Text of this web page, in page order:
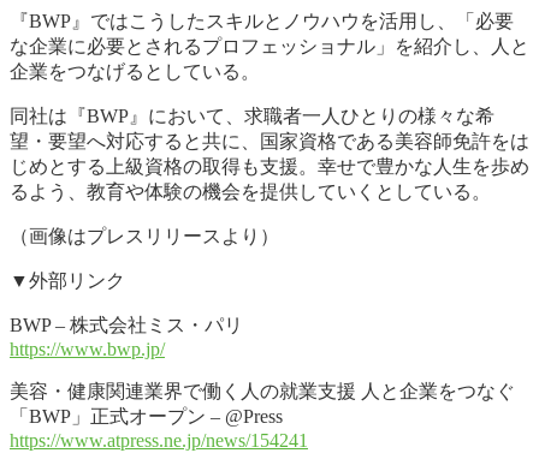
『BWP』ではこうしたスキルとノウハウを活用し、「必要
な企業に必要とされるプロフェッショナル」を紹介し、人と
企業をつなげるとしている。
同社は『BWP』において、求職者一人ひとりの様々な希
望・要望へ対応すると共に、国家資格である美容師免許をは
じめとする上級資格の取得も支援。幸せで豊かな人生を歩め
るよう、教育や体験の機会を提供していくとしている。
（画像はプレスリリースより）
▼外部リンク
BWP – 株式会社ミス・パリ
https://www.bwp.jp/
美容・健康関連業界で働く人の就業支援 人と企業をつなぐ
「BWP」正式オープン – @Press
https://www.atpress.ne.jp/news/154241